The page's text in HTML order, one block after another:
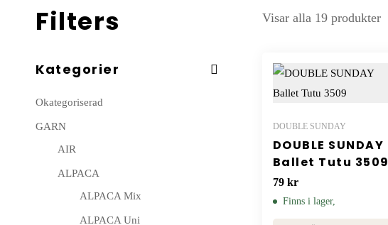
Filters
Kategorier
Okategoriserad
GARN
AIR
ALPACA
ALPACA Mix
ALPACA Uni
Visar alla 19 produkter
DOUBLE SUNDAY
DOUBLE SUNDAY
Ballet Tutu 3509
79 kr
Finns i lager,